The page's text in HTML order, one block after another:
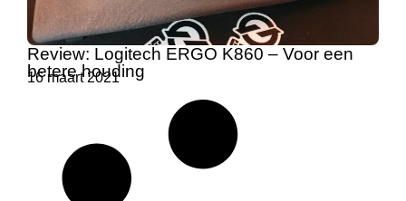
Review: Logitech ERGO K860 – Voor een
betere houding
16 maart 2021